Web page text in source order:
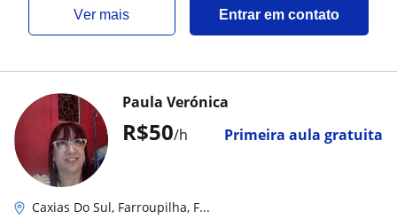
ver mais Entrar em contato
R$50/h Primeira aula gratuita
Paula Verónica
Caxias Do Sul, Farroupilha, F...